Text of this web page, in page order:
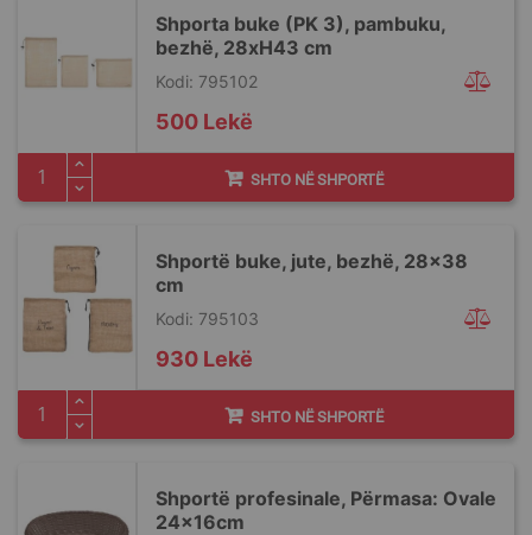
Shporta buke (PK 3), pambuku,
bezhë, 28xH43 cm
Kodi: 795102
500 Lekë
SHTO NË SHPORTË
Shportë buke, jute, bezhë, 28x38
cm
Kodi: 795103
930 Lekë
SHTO NË SHPORTË
Shportë profesinale, Përmasa: Ovale
24x16cm